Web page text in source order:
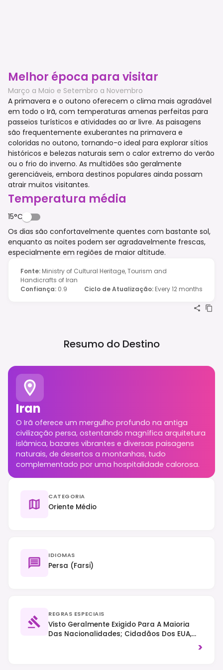
Melhor época para visitar
Março a Maio e Setembro a Novembro
A primavera e o outono oferecem o clima mais agradável
em todo o Irã, com temperaturas amenas perfeitas para
passeios turísticos e atividades ao ar livre. As paisagens
são frequentemente exuberantes na primavera e
coloridas no outono, tornando-o ideal para explorar sítios
históricos e belezas naturais sem o calor extremo do verão
ou o frio do inverno. As multidões são geralmente
gerenciáveis, embora destinos populares ainda possam
atrair muitos visitantes.
Temperatura média
15°C
Os dias são confortavelmente quentes com bastante sol,
enquanto as noites podem ser agradavelmente frescas,
especialmente em regiões de maior altitude.
Fonte: Ministry of Cultural Heritage, Tourism and
Handicrafts of Iran
Confiança: 0.9 Ciclo de Atualização: Every 12 months
Resumo do Destino
Iran
O Irã oferece um mergulho profundo na antiga
civilização persa, ostentando magnífica arquitetura
islâmica, bazares vibrantes e diversas paisagens
naturais, de desertos a montanhas, tudo
complementado por uma hospitalidade calorosa.
CATEGORIA
Oriente Médio
IDIOMAS
Persa (Farsi)
REGRAS ESPECIAIS
Visto Geralmente Exigido Para A Maioria
Das Nacionalidades; Cidadãos Dos EUA,
Reino Unido E Canadá Necessitam De Visto>